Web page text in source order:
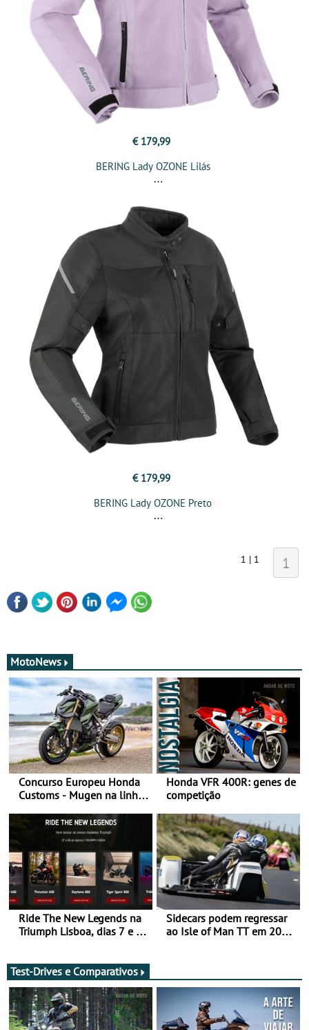
€ 179,99
BERING Lady OZONE Lilás
€ 179,99
BERING Lady OZONE Preto
1 | 1 1
MotoNews
Concurso Europeu Honda
Customs - Mugen na linha
ganhar
Honda VFR 400R: genes de
competição
Ride The New Legends na
Triumph Lisboa, dias 7 e 8
Sidecars podem regressar
ao Isle of Man TT em 2027
Test-Drives e Comparativos